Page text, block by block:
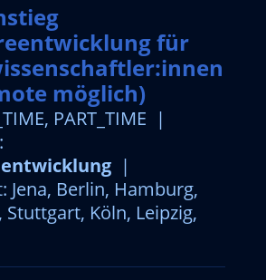
für
möglich)
PART_TIME |
|
Jena, Berlin, Hamburg,
Stuttgart, Köln, Leipzig,